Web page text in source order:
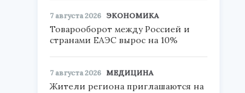
7 августа 2026 ЭКОНОМИКА
Товарооборот между Россией и
странами ЕАЭС вырос на 10%
7 августа 2026 МЕДИЦИНА
Жители региона приглашаются на